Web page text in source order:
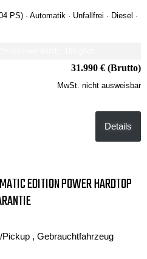
PS) · Automatik · Unfallfrei · Diesel ·
31.990 € (Brutto)
MwSt. nicht ausweisbar
Details
EDITION POWER HARDTOP
, Gebrauchtfahrzeug